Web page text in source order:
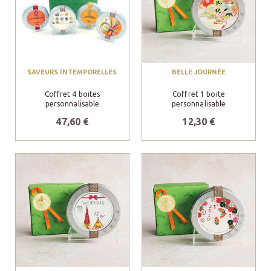
SAVEURS INTEMPORELLES
Coffret 4 boites
personnalisable
47,60 €
BELLE JOURNÉE
Coffret 1 boite
personnalisable
12,30 €